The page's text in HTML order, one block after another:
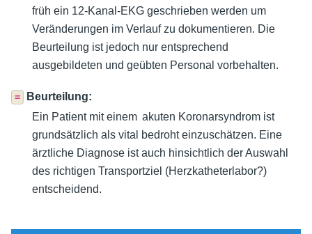
früh ein 12-Kanal-EKG geschrieben werden um
Veränderungen im Verlauf zu dokumentieren. Die
Beurteilung ist jedoch nur entsprechend
ausgebildeten und geübten Personal vorbehalten.
=
Beurteilung:
Ein Patient mit einem akuten Koronarsyndrom ist
grundsätzlich als vital bedroht einzuschätzen. Eine
ärztliche Diagnose ist auch hinsichtlich der Auswahl
des richtigen Transportziel (Herzkatheterlabor?)
entscheidend.